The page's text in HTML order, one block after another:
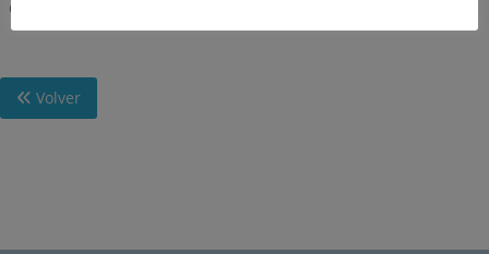
Catastro en Internet-Recensiones y reseñas»
Volver